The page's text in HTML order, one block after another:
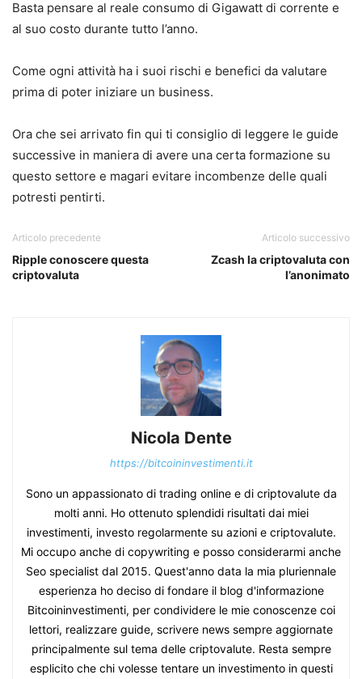
Basta pensare al reale consumo di Gigawatt di corrente e
al suo costo durante tutto l’anno.
Come ogni attività ha i suoi rischi e benefici da valutare
prima di poter iniziare un business.
Ora che sei arrivato fin qui ti consiglio di leggere le guide
successive in maniera di avere una certa formazione su
questo settore e magari evitare incombenze delle quali
potresti pentirti.
Articolo precedente
Ripple conoscere questa
criptovaluta
Articolo successivo
Zcash la criptovaluta con
l’anonimato
Nicola Dente
https://bitcoininvestimenti.it
Sono un appassionato di trading online e di criptovalute da
molti anni. Ho ottenuto splendidi risultati dai miei
investimenti, investo regolarmente su azioni e criptovalute.
Mi occupo anche di copywriting e posso considerarmi anche
Seo specialist dal 2015. Quest'anno data la mia pluriennale
esperienza ho deciso di fondare il blog d'informazione
Bitcoininvestimenti, per condividere le mie conoscenze coi
lettori, realizzare guide, scrivere news sempre aggiornate
principalmente sul tema delle criptovalute. Resta sempre
esplicito che chi volesse tentare un investimento in questi